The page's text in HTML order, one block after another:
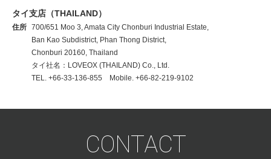
タイ支店（THAILAND）
住所 700/651 Moo 3, Amata City Chonburi Industrial Estate,
Ban Kao Subdistrict, Phan Thong District,
Chonburi 20160, Thailand
タイ社名：LOVEOX (THAILAND) Co., Ltd.
TEL. +66-33-136-855 Mobile. +66-82-219-9102
CONTACT